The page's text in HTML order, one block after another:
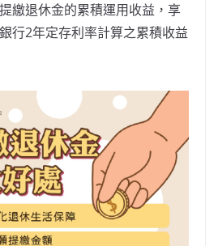
繳退休金的累積運用收益，享
行2年定存利率計算之累積收益